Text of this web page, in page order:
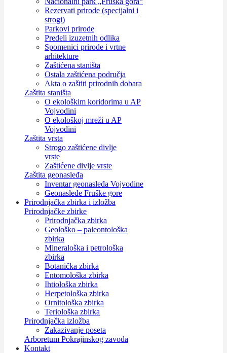
Rezervati prirode (specijalni i
strogi)
Parkovi prirode
Predeli izuzetnih odlika
Spomenici prirode i vrtne
arhitekture
Zaštićena staništa
Ostala zaštićena područja
Akta o zaštiti prirodnih dobara
Zaštita staništa
O ekološkim koridorima u AP
Vojvodini
O ekološkoj mreži u AP
Vojvodini
Zaštita vrsta
Strogo zaštićene divlje
vrste
Zaštićene divlje vrste
Zaštita geonasleđa
Inventar geonasleđa Vojvodine
Geonasleđe Fruške gore
Prirodnjačka zbirka i izložba
Prirodnjačke zbirke
Prirodnjačka zbirka
Geološko – paleontološka
zbirka
Mineraloška i petrološka
zbirka
Botanička zbirka
Entomološka zbirka
Ihtiološka zbirka
Herpetološka zbirka
Ornitološka zbirka
Teriološka zbirka
Prirodnjačka izložba
Zakazivanje poseta
Arboretum Pokrajinskog zavoda
Kontakt